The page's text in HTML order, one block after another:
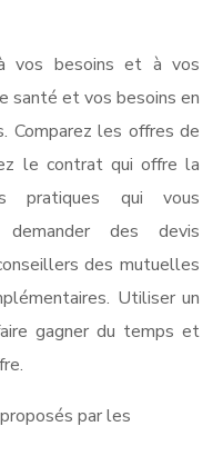
vos besoins et à vos
santé et vos besoins en
Comparez les offres de
le contrat qui offre la
pratiques qui vous
des devis
des mutuelles
Utiliser un
gagner du temps et
par les